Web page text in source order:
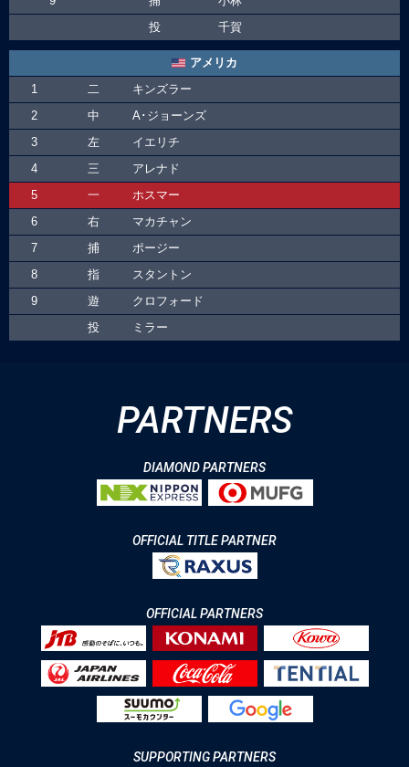
PARTNERS
DIAMOND PARTNERS
OFFICIAL TITLE PARTNER
OFFICIAL PARTNERS
SUPPORTING PARTNERS